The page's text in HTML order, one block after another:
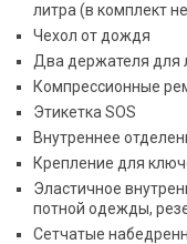
литра (в комплект
Чехол от дождя
Два держателя для
Компрессионные
Этикетка SOS
Внутреннее
Крепление для
Эластичное
потной одежды,
Сетчатые